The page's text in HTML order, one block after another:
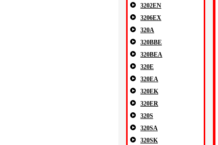
3202EN
3206EX
320A
320BBE
320BEA
320E
320EA
320EK
320ER
320S
320SA
320SK